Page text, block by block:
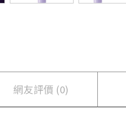
網友評價 (0)